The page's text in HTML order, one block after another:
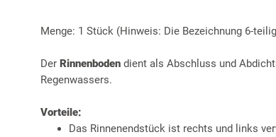
Menge: 1 Stück (Hinweis: Die Bezeichnung 6-
Der Rinnenboden dient als Abschluss und
Regenwassers.
Vorteile:
Das Rinnenendstück ist rechts und links